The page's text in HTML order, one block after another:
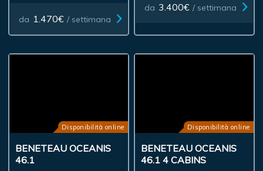
da 1.470€ / settimana
da 3.400€ / settimana
Disponibilità online
BENETEAU OCEANIS
46.1
Disponibilità online
BENETEAU OCEANIS
46.1 4 CABINS